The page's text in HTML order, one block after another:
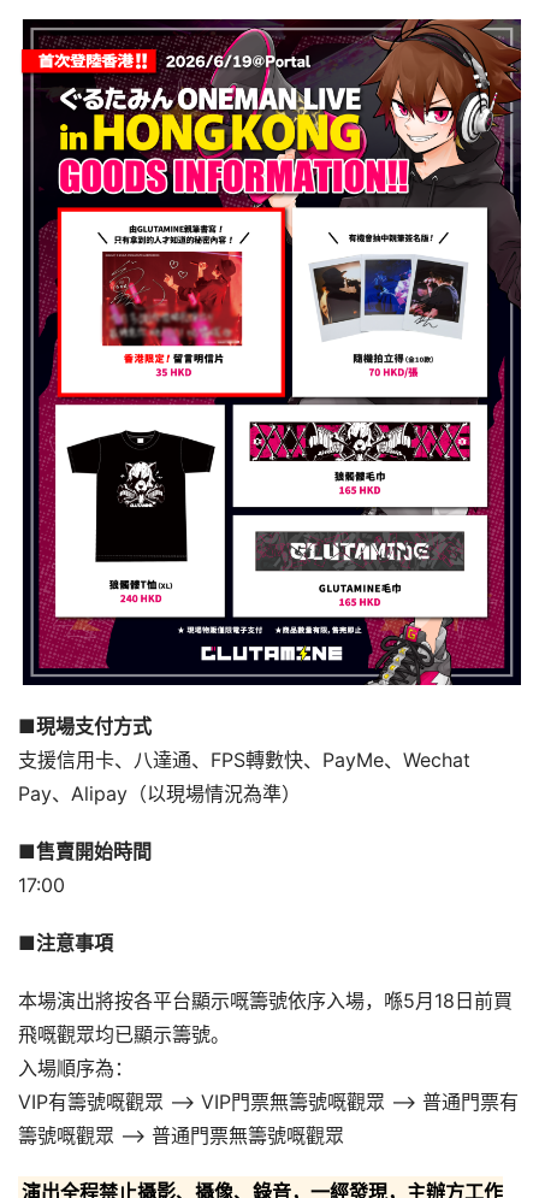
■現場支付方式
支援信用卡、八達通、FPS轉數快、PayMe、Wechat
Pay、Alipay（以現場情況為準）
■售賣開始時間
17:00
■注意事項
本場演出將按各平台顯示嘅籌號依序入場，喺5月18日前買
飛嘅觀眾均已顯示籌號。
入場順序為：
VIP有籌號嘅觀眾 –> VIP門票無籌號嘅觀眾 –> 普通門票有
籌號嘅觀眾 –> 普通門票無籌號嘅觀眾
演出全程禁止攝影、攝像、錄音，一經發現，主辦方工作